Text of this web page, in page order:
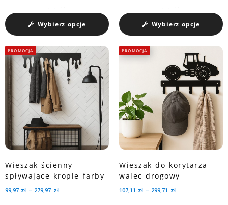
Wybierz opcje Wybierz opcje
PROMOCJA
Wieszak ścienny
spływające krople farby
99,97 zł – 279,97 zł
PROMOCJA
Wieszak do korytarza
walec drogowy
107,11 zł – 299,71 zł